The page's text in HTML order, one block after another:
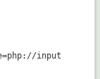
input